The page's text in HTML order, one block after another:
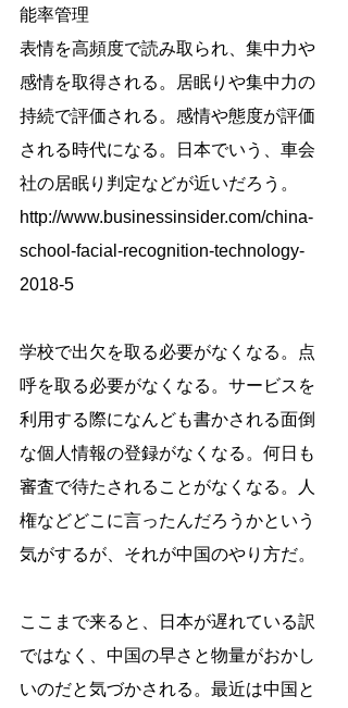
能率管理
表情を高頻度で読み取られ、集中力や
感情を取得される。居眠りや集中力の
持続で評価される。感情や態度が評価
される時代になる。日本でいう、車会
社の居眠り判定などが近いだろう。
http://www.businessinsider.com/china-
school-facial-recognition-technology-
2018-5
学校で出欠を取る必要がなくなる。点
呼を取る必要がなくなる。サービスを
利用する際になんども書かされる面倒
な個人情報の登録がなくなる。何日も
審査で待たされることがなくなる。人
権などどこに言ったんだろうかという
気がするが、それが中国のやり方だ。
ここまで来ると、日本が遅れている訳
ではなく、中国の早さと物量がおかし
いのだと気づかされる。最近は中国と